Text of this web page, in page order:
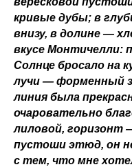
кривые дубы; в
внизу, в долине —
вкусе Монтичелли:
Солнце бросало на
лучи — форменный
линия была
очаровательно
лиловой, горизонт
пустоши этюд, он
с тем, что мне